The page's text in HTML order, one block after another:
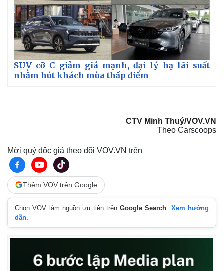
SUV cỡ C giảm giá mạnh, đại lý hạ lãi suất
nhằm hút khách mùa thấp điểm
CTV Minh Thuý/VOV.VN
Theo Carscoops
Mời quý độc giả theo dõi VOV.VN trên
Thêm VOV trên Google
Chọn VOV làm nguồn ưu tiên trênGoogle Search
Xem hướng
dẫn.